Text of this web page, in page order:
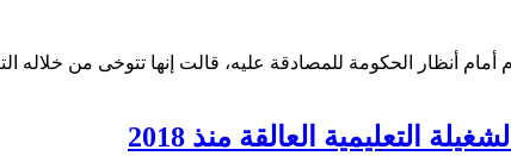
أنظار الحكومة للمصادقة عليه، قالت إنها تتوخى من خلاله
التعليمية العالقة منذ 2018